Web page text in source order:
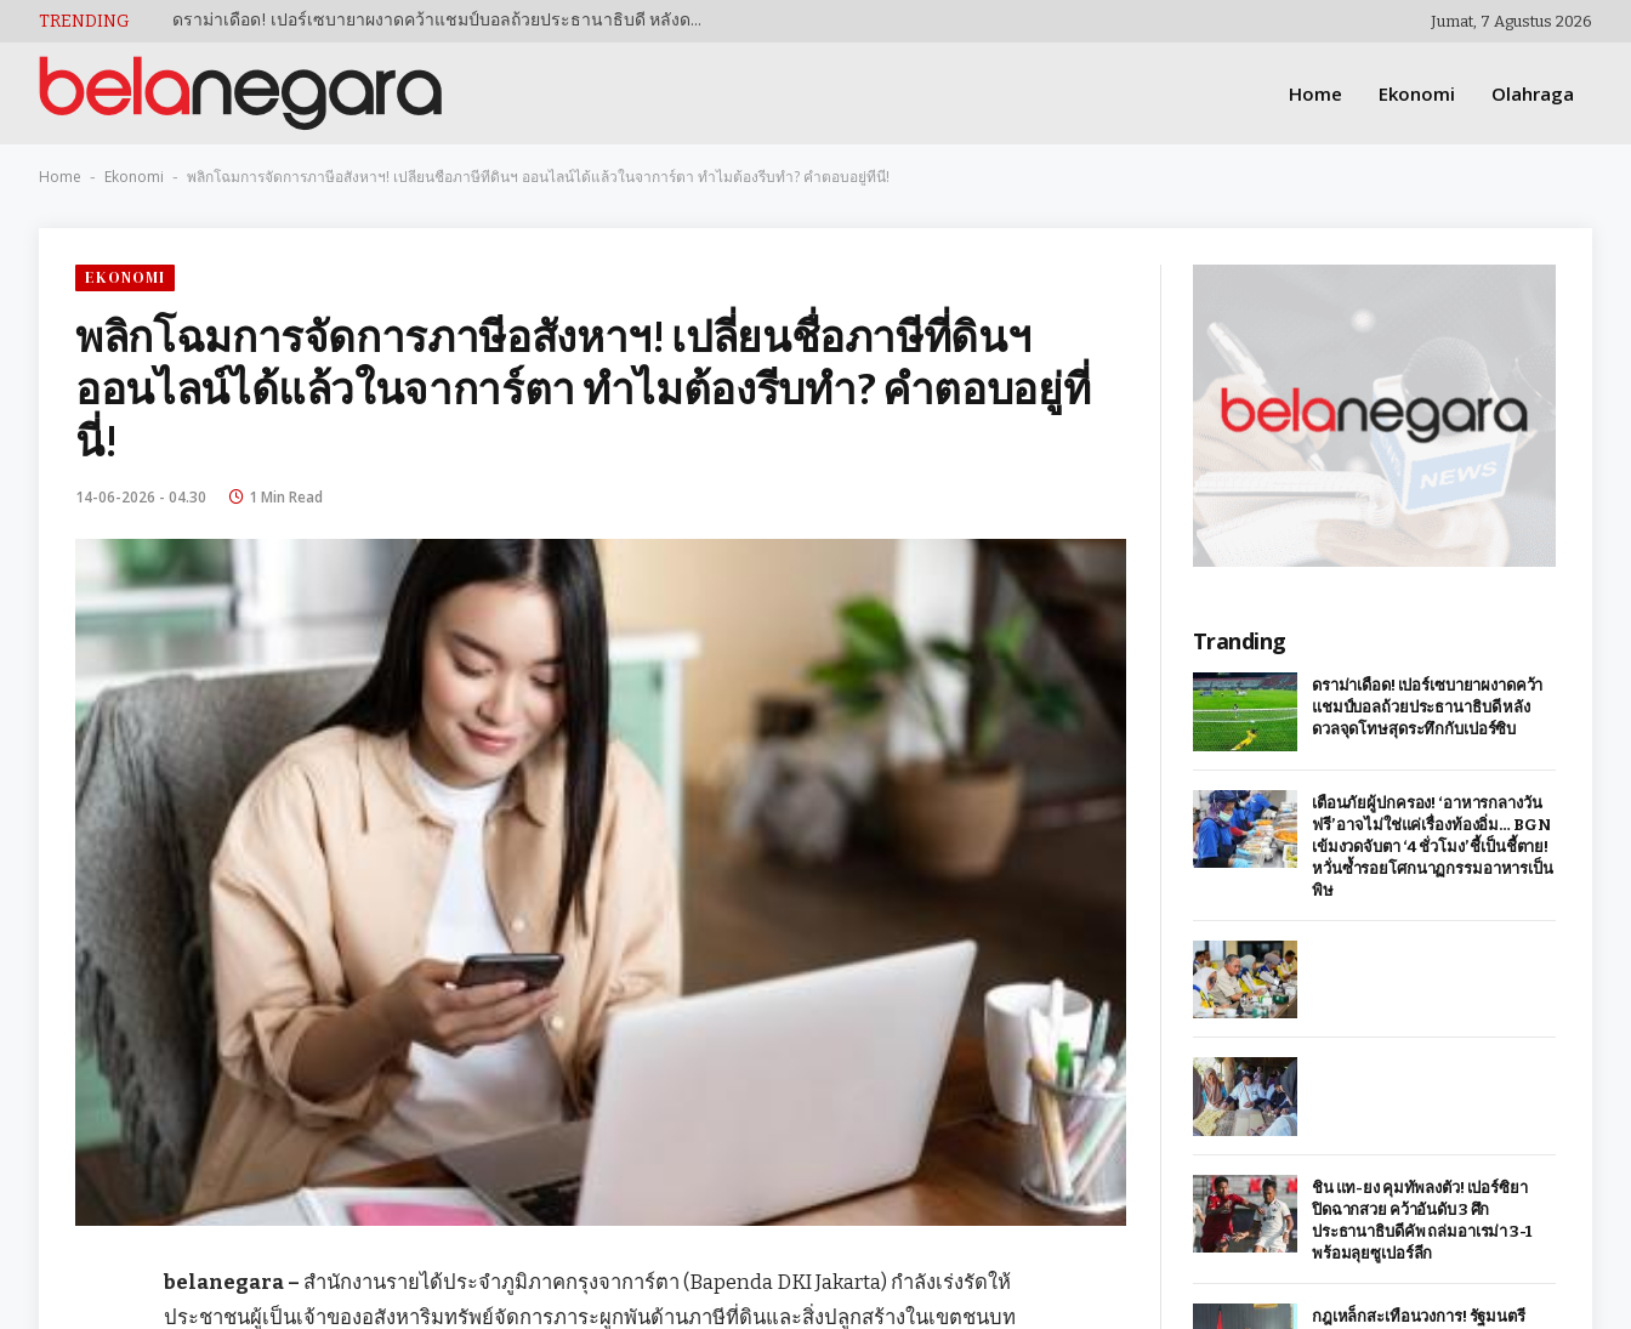
TRENDING ดราม่าเดือด! เปอร์เซบายาผงาดคว้าแชมป์บอลถ้วยประธานาธิบดี หลังดวลจุดโทษสุดระทึกกับเปอร์ซิบ Jumat, 7 Agustus 2026
Home Ekonomi Olahraga
Home - Ekonomi - พลิกโฉมการจัดการภาษีอสังหาฯ! เปลี่ยนชื่อภาษีที่ดินฯ ออนไลน์ได้แล้วในจาการ์ตา ทำไมต้องรีบทำ? คำตอบอยู่ที่นี่!
EKONOMI
พลิกโฉมการจัดการภาษีอสังหาฯ! เปลี่ยนชื่อภาษีที่ดินฯ
ออนไลน์ได้แล้วในจาการ์ตา ทำไมต้องรีบทำ? คำตอบอยู่ที่
นี่!
14-06-2026 - 04.30 1 Min Read
belanegara – สำนักงานรายได้ประจำภูมิภาคกรุงจาการ์ตา (Bapenda DKI Jakarta) กำลังเร่งรัดให้
ประชาชนผู้เป็นเจ้าของอสังหาริมทรัพย์จัดการภาระผูกพันด้านภาษีที่ดินและสิ่งปลูกสร้างในเขตชนบท
Tranding
ดราม่าเดือด! เปอร์เซบายาผงาดคว้า
แชมป์บอลถ้วยประธานาธิบดี หลัง
ดวลจุดโทษสุดระทึกกับเปอร์ซิบ
เตือนภัยผู้ปกครอง! ‘อาหารกลางวัน
ฟรี’ อาจไม่ใช่แค่เรื่องท้องอิ่ม… BGN
เข้มงวดจับตา ‘4 ชั่วโมง’ ชี้เป็นชี้ตาย!
หวั่นซ้ำรอยโศกนาฏกรรมอาหารเป็น
พิษ
ชิน แท-ยง คุมทัพลงตัว! เปอร์ซิยา
ปิดฉากสวย คว้าอันดับ 3 ศึก
ประธานาธิบดีคัพ ถล่มอาเรม่า 3-1
พร้อมลุยซูเปอร์ลีก
กฎเหล็กสะเทือนวงการ! รัฐมนตรี